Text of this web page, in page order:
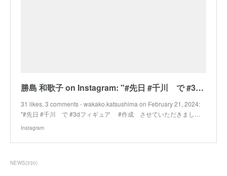
勝島 和歌子 on Instagram: "#先日 #千川 で #3dフィギュア #作成 させていただきました #ポストカード も #作りました #おすすめ です ^_^ PR @cross.on
31 likes, 3 comments - wakako.katsushima on February 21, 2024:
"#先日 #千川 で #3dフィギュア #作成 させていただきまし…
Instagram
NEWS(330)